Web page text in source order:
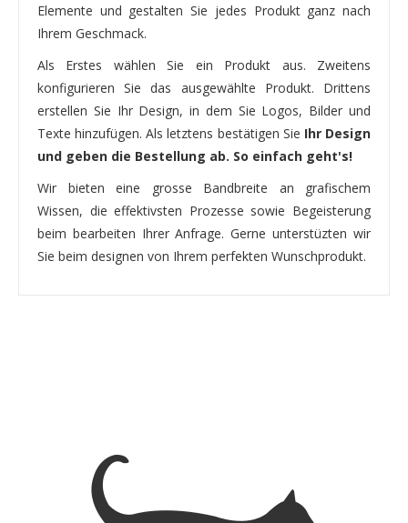
Elemente und gestalten Sie jedes Produkt ganz nach
Ihrem Geschmack.
Als Erstes wählen Sie ein Produkt aus. Zweitens
konfigurieren Sie das ausgewählte Produkt. Drittens
erstellen Sie Ihr Design, in dem Sie Logos, Bilder und
Texte hinzufügen. Als letztens bestätigen Sie Ihr Design
und geben die Bestellung ab. So einfach geht's!
Wir bieten eine grosse Bandbreite an grafischem
Wissen, die effektivsten Prozesse sowie Begeisterung
beim bearbeiten Ihrer Anfrage. Gerne unterstüzten wir
Sie beim designen von Ihrem perfekten Wunschprodukt.